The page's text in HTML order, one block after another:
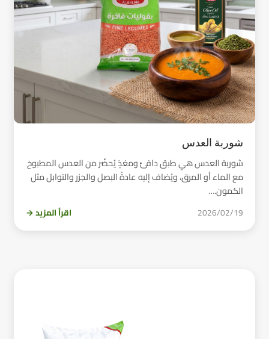
شوربة العدس
شوربة العدس هي طبق دافئ ومغذٍ يُحضَّر من العدس المطبوخ
مع الماء أو المرق، ويُضاف إليه عادةً البصل والجزر والتوابل مثل
الكمون.…
2026/02/19 اقرأ المزيد →